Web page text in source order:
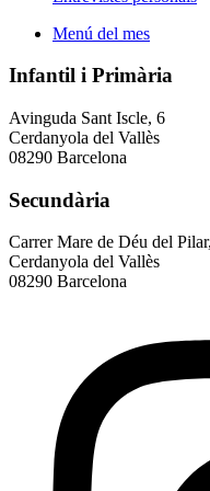
Menú del mes
Infantil i Primària
Avinguda Sant Iscle, 6
Cerdanyola del Vallès
08290 Barcelona
Secundària
Carrer Mare de Déu del
Cerdanyola del Vallès
08290 Barcelona